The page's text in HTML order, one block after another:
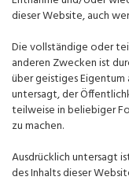
dieser Website, auch
Die vollständige oder
anderen Zwecken ist
über geistiges
untersagt, der
teilweise in beliebiger
zu machen.
Ausdrücklich untersagt
des Inhalts dieser